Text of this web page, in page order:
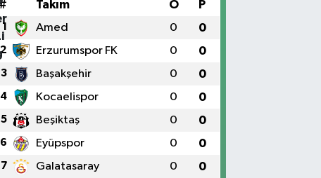
Takım O P
1 Amed 0 0
2 Erzurumspor FK 0 0
3 Başakşehir 0 0
4 Kocaelispor 0 0
5 Beşiktaş 0 0
6 Eyüpspor 0 0
7 Galatasaray 0 0